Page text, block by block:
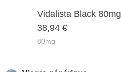
Vidalista Black 80mg
38,94 €
80mg